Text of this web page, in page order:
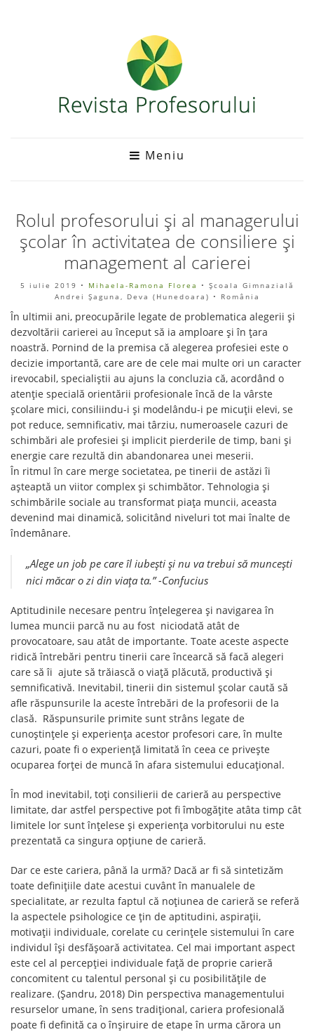
Meniu
Rolul profesorului și al managerului
școlar în activitatea de consiliere și
management al carierei
5 iulie 2019 • Mihaela-Ramona Florea
• Școala Gimnazială
Andrei Șaguna, Deva (Hunedoara) • România
În ultimii ani, preocupările legate de problematica alegerii și
dezvoltării carierei au început să ia amploare și în țara
noastră. Pornind de la premisa că alegerea profesiei este o
decizie importantă, care are de cele mai multe ori un caracter
irevocabil, specialiștii au ajuns la concluzia că, acordând o
atenție specială orientării profesionale încă de la vârste
școlare mici, consiliindu-i și modelându-i pe micuții elevi, se
pot reduce, semnificativ, mai târziu, numeroasele cazuri de
schimbări ale profesiei și implicit pierderile de timp, bani și
energie care rezultă din abandonarea unei meserii.
În ritmul în care merge societatea, pe tinerii de astăzi îi
așteaptă un viitor complex și schimbător. Tehnologia și
schimbările sociale au transformat piața muncii, aceasta
devenind mai dinamică, solicitând niveluri tot mai înalte de
îndemânare.
„Alege un job pe care îl iubești și nu va trebui să muncești
nici măcar o zi din viața ta.” -Confucius
Aptitudinile necesare pentru înțelegerea și navigarea în
lumea muncii parcă nu au fost niciodată atât de
provocatoare, sau atât de importante. Toate aceste aspecte
ridică întrebări pentru tinerii care încearcă să facă alegeri
care să îi ajute să trăiască o viață plăcută, productivă și
semnificativă. Inevitabil, tinerii din sistemul școlar caută să
afle răspunsurile la aceste întrebări de la profesorii de la
clasă. Răspunsurile primite sunt strâns legate de
cunoștințele și experiența acestor profesori care, în multe
cazuri, poate fi o experiență limitată în ceea ce privește
ocuparea forței de muncă în afara sistemului educațional.
În mod inevitabil, toți consilierii de carieră au perspective
limitate, dar astfel perspective pot fi îmbogățite atâta timp cât
limitele lor sunt înțelese și experiența vorbitorului nu este
prezentată ca singura opțiune de carieră.
Dar ce este cariera, până la urmă? Dacă ar fi să sintetizăm
toate definițiile date acestui cuvânt în manualele de
specialitate, ar rezulta faptul că noțiunea de carieră se referă
la aspectele psihologice ce țin de aptitudini, aspirații,
motivații individuale, corelate cu cerințele sistemului în care
individul își desfășoară activitatea. Cel mai important aspect
este cel al percepției individuale față de proprie carieră
concomitent cu talentul personal și cu posibilitățile de
realizare. (Șandru, 2018) Din perspectiva managementului
resurselor umane, în sens tradițional, cariera profesională
poate fi definită ca o înșiruire de etape în urma cărora un